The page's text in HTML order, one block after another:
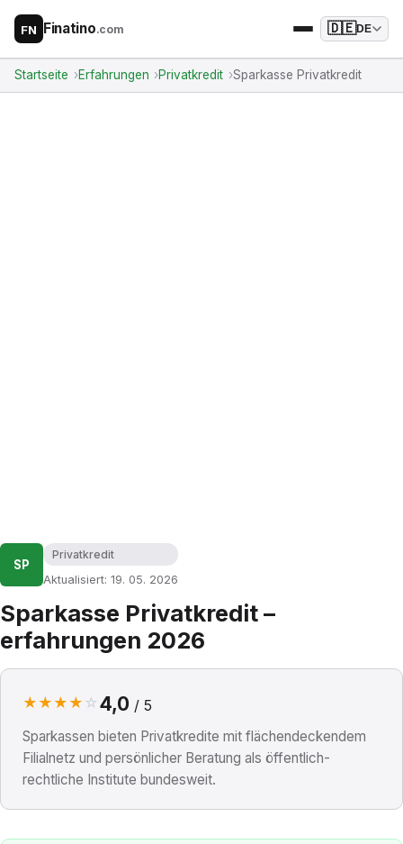
FN Finatino.com 🇩🇪DE
Startseite Erfahrungen Privatkredit Sparkasse Privatkredit
SP
Privatkredit
Aktualisiert: 19. 05. 2026
Sparkasse Privatkredit –
erfahrungen 2026
★ ★ ★ ★ ☆ 4,0 / 5
Sparkassen bieten Privatkredite mit flächendeckendem
Filialnetz und persönlicher Beratung als öffentlich-
rechtliche Institute bundesweit.